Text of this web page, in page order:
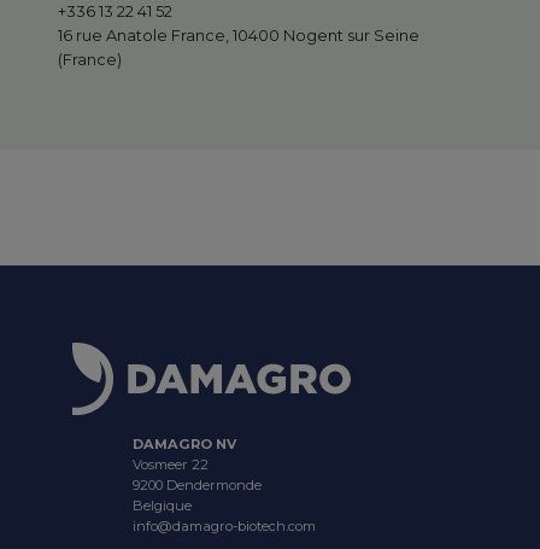
+336 13 22 41 52
16 rue Anatole France, 10400 Nogent sur Seine
(France)
DAMAGRO NV
Vosmeer 22
9200 Dendermonde
Belgique
info@damagro-biotech.com